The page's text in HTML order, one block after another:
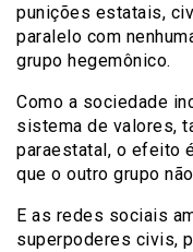
punições estatais,
paralelo com
grupo hegemônico.
Como a sociedade
sistema de valores,
paraestatal, o efeito
que o outro grupo
E as redes sociais
superpoderes civis,